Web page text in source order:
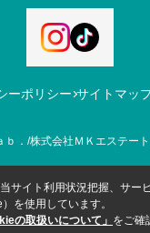
ーポリシー サイトマッ
ｂ．/株式会社ＭＫエステー
サイト利用状況把握、サー
を使用しています。
の取扱いについて」 をご確